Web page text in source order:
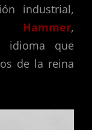
industrial,
Hammer,
que
de la reina